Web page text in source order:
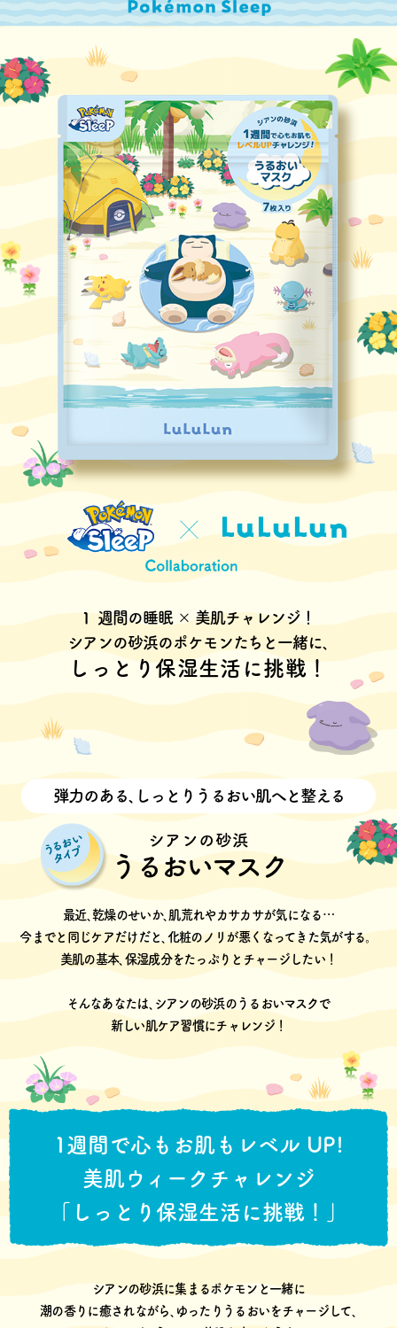
1週間の睡眠 × 美肌チャレンジ！
シアンの砂浜のポケモンたちと一緒に､
しっとり保湿生活に挑戦！
弾力のある､しっとりうるおい肌へと整える
シアンの砂浜
うるおいマスク
最近､乾燥のせいか､肌荒れやカサカサが気になる…
今までと同じケアだけだと､化粧のノリが悪くなってきた気がする。
美肌の基本､保湿成分をたっぷりとチャージしたい！
そんなあなたは､シアンの砂浜のうるおいマスクで
新しい肌ケア習慣にチャレンジ！
1週間で心もお肌もレベル UP!
美肌ウィークチャレンジ
「しっとり保湿生活に挑戦！」
シアンの砂浜に集まるポケモンと一緒に
潮の香りに癒されながら､ゆったりうるおいをチャージして､